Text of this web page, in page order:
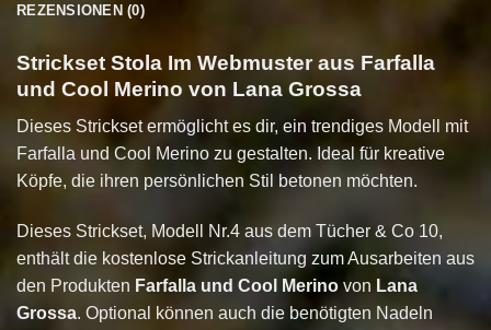
REZENSIONEN (0)
Strickset Stola Im Webmuster aus Farfalla
und Cool Merino von Lana Grossa
Dieses Strickset ermöglicht es dir, ein trendiges Modell mit
Farfalla und Cool Merino zu gestalten. Ideal für kreative
Köpfe, die ihren persönlichen Stil betonen möchten.
Dieses Strickset, Modell Nr.4 aus dem Tücher & Co 10,
enthält die kostenlose Strickanleitung zum Ausarbeiten aus
den Produkten Farfalla und Cool Merino von Lana
Grossa. Optional können auch die benötigten Nadeln